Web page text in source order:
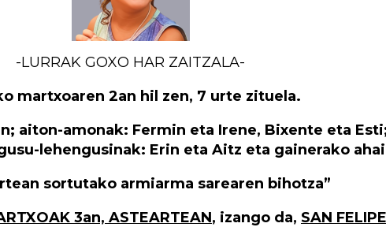
-LURRAK GOXO HAR ZAITZALA-
martxoaren 2an hil zen, 7 urte zituela.
aiton-amonak: Fermin eta Irene, Bixente eta
lehengusinak: Erin eta Aitz eta gainerako
sortutako armiarma sarearen bihotza”
3an, ASTEARTEAN, izango da, SAN FELIPE